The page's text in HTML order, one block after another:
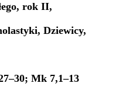
rok II,
Dziewicy,
Mk 7,1–13